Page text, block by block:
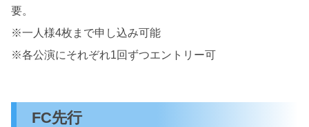
要。
※一人様4枚まで申し込み可能
※各公演にそれぞれ1回ずつエントリー可
FC先行